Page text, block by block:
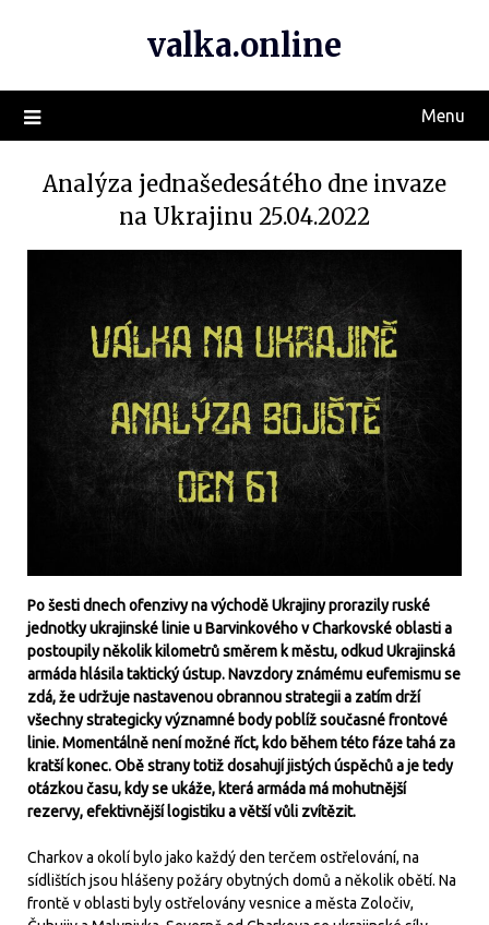
valka.online
Menu
Analýza jednašedesátého dne invaze
na Ukrajinu 25.04.2022
Po šesti dnech ofenzivy na východě Ukrajiny prorazily ruské
jednotky ukrajinské linie u Barvinkového v Charkovské oblasti a
postoupily několik kilometrů směrem k městu, odkud Ukrajinská
armáda hlásila taktický ústup. Navzdory známému eufemismu se
zdá, že udržuje nastavenou obrannou strategii a zatím drží
všechny strategicky významné body poblíž současné frontové
linie. Momentálně není možné říct, kdo během této fáze tahá za
kratší konec. Obě strany totiž dosahují jistých úspěchů a je tedy
otázkou času, kdy se ukáže, která armáda má mohutnější
rezervy, efektivnější logistiku a větší vůli zvítězit.
Charkov a okolí bylo jako každý den terčem ostřelování, na
sídlištích jsou hlášeny požáry obytných domů a několik obětí. Na
frontě v oblasti byly ostřelovány vesnice a města Zoločiv,